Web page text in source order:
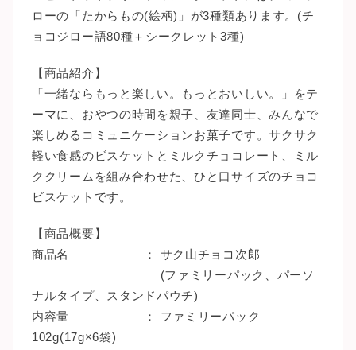
ローの「たからもの(絵柄)」が3種類あります。(チ
ョコジロー語80種＋シークレット3種)
【商品紹介】
「一緒ならもっと楽しい。もっとおいしい。」をテ
ーマに、おやつの時間を親子、友達同士、みんなで
楽しめるコミュニケーションお菓子です。サクサク
軽い食感のビスケットとミルクチョコレート、ミル
ククリームを組み合わせた、ひと口サイズのチョコ
ビスケットです。
【商品概要】
商品名 ： サク山チョコ次郎
(ファミリーパック、パーソ
ナルタイプ、スタンドパウチ)
内容量 ： ファミリーパック
102g(17g×6袋)